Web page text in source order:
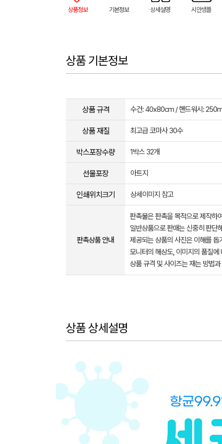
상품정보 기본정보 상세설명 시안샘플
상품 기본정보
상품 규격 수건: 40x80cm / 핸드워시:
상품 재질 최고급 코마사 30수
박스포장수량 1박스 32개
선물포장 아트지
인쇄위치크기 상세이미지 참고
판촉상품 안내
판촉물은 판촉을 목적으로 제작하
일반상품으로 판매는 신중히 판단
제공되는 상품의 사진은 이해를
모니터의 해상도, 이미지의 품질
상품 규격 및 사이즈는 재는 방법
상품 상세설명